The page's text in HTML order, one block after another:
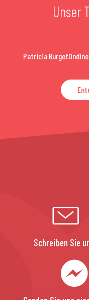
Unser
Patricia Burget
Schreiben Sie